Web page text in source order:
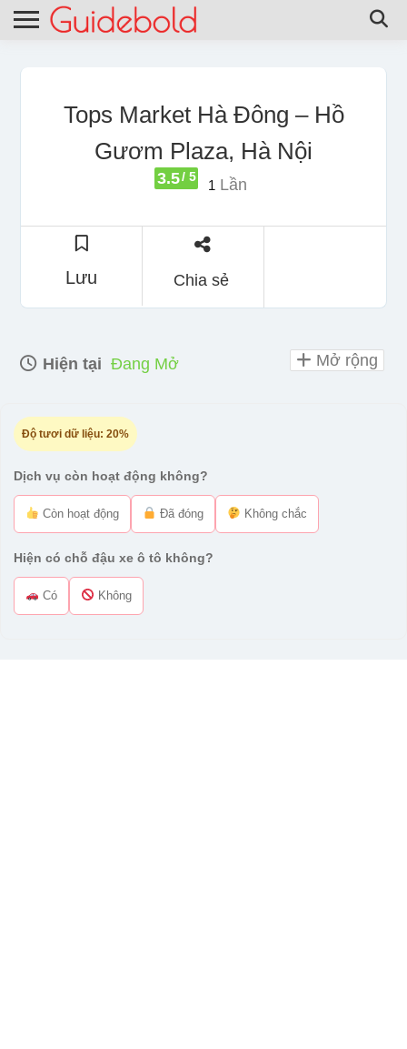
Tops Market Hà Đông – Hồ
Gươm Plaza, Hà Nội
3.5/ 5
1 Lần
Lưu Chia sẻ
Hiện tại Đang Mở
Độ tươi dữ liệu: 20%
Dịch vụ còn hoạt động không?
Còn hoạt động Đã đóng Không chắc
Hiện có chỗ đậu xe ô tô không?
Có Không
Mở rộng